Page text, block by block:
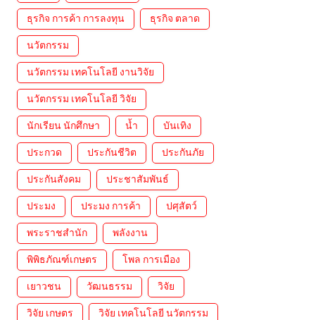
ธุรกิจ การค้า การลงทุน ธุรกิจ ตลาด
นวัตกรรม
นวัตกรรม เทคโนโลยี งานวิจัย
นวัตกรรม เทคโนโลยี วิจัย
นักเรียน นักศึกษา น้ำ บันเทิง
ประกวด ประกันชีวิต ประกันภัย
ประกันสังคม ประชาสัมพันธ์
ประมง ประมง การค้า ปศุสัตว์
พระราชสำนัก พลังงาน
พิพิธภัณฑ์เกษตร โพล การเมือง
เยาวชน วัฒนธรรม วิจัย
วิจัย เกษตร วิจัย เทคโนโลยี นวัตกรรม